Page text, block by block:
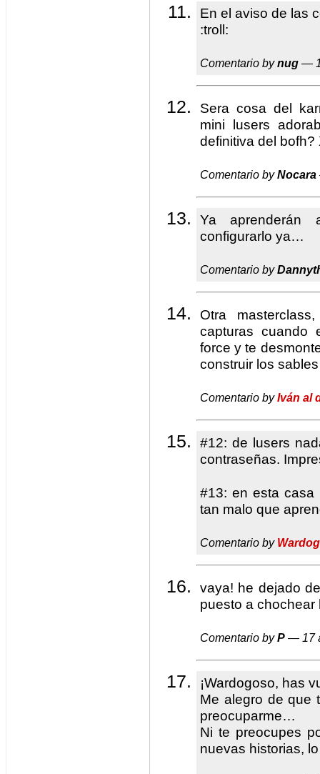
En el aviso de las
:troll:
Comentario bynug —
Sera cosa del
mini lusers
definitiva del bofh?
Comentario byNocara
Ya
configurarlo ya…
Comentario by
Otra
capturas cuando
force y te
construir los
Comentario byIván al
#12: de lusers
contraseñas.
#13: en esta casa
tan malo que
Comentario by Wardog
vaya! he dejado
puesto a
Comentario byP — 17
¡Wardogoso, has
Me alegro de que
preocuparme…
Ni te preocupes
nuevas historias,